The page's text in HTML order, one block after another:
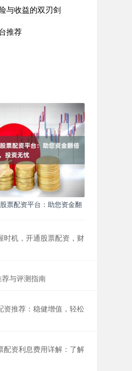
与收益的双刃剑
推荐
票配资平台：助您资金翻
时机，开通股票配资，财
与评测指南
资推荐：稳健增值，轻松
配资利息费用详解：了解